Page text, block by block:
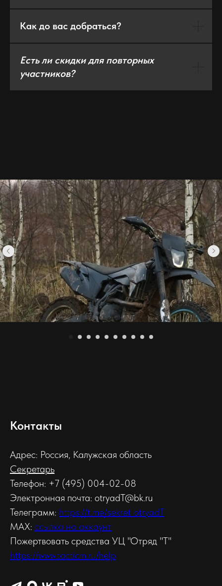
Как до вас добраться?
Есть ли скидки для повторных
участников?
Контакты
Адрес: Россия, Калужская область
Секретарь
Телефон: +7 (495) 004-02-08
Электронная почта: otryadT@bk.ru
Телеграмм: https://t.me/sekret_otryadT
MAX: ссылка на аккаунт
Пожертвовать средства УЦ "Отряд "Т"
https://www.tacticm.ru/help